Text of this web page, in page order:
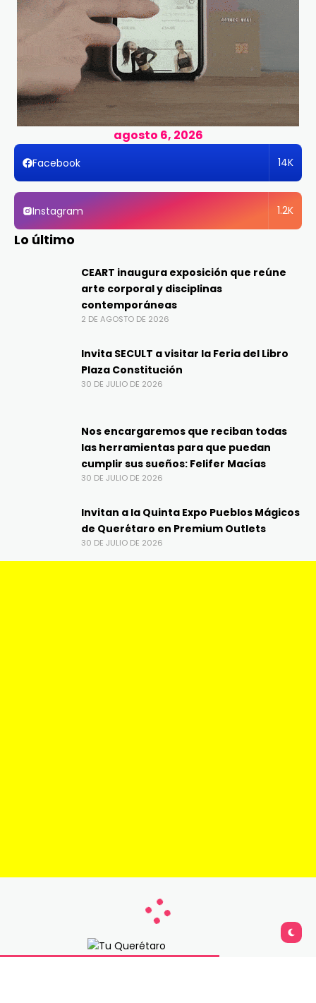
agosto 6, 2026
Facebook 14K
Instagram 1.2K
Lo último
CEART inaugura exposición que reúne
arte corporal y disciplinas
contemporáneas
2 DE AGOSTO DE 2026
Invita SECULT a visitar la Feria del Libro
Plaza Constitución
30 DE JULIO DE 2026
Nos encargaremos que reciban todas
las herramientas para que puedan
cumplir sus sueños: Felifer Macías
30 DE JULIO DE 2026
Invitan a la Quinta Expo Pueblos Mágicos
de Querétaro en Premium Outlets
30 DE JULIO DE 2026